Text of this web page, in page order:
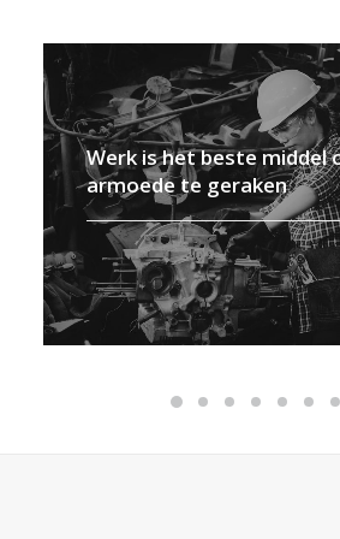
Werk is het beste middel
armoede te geraken